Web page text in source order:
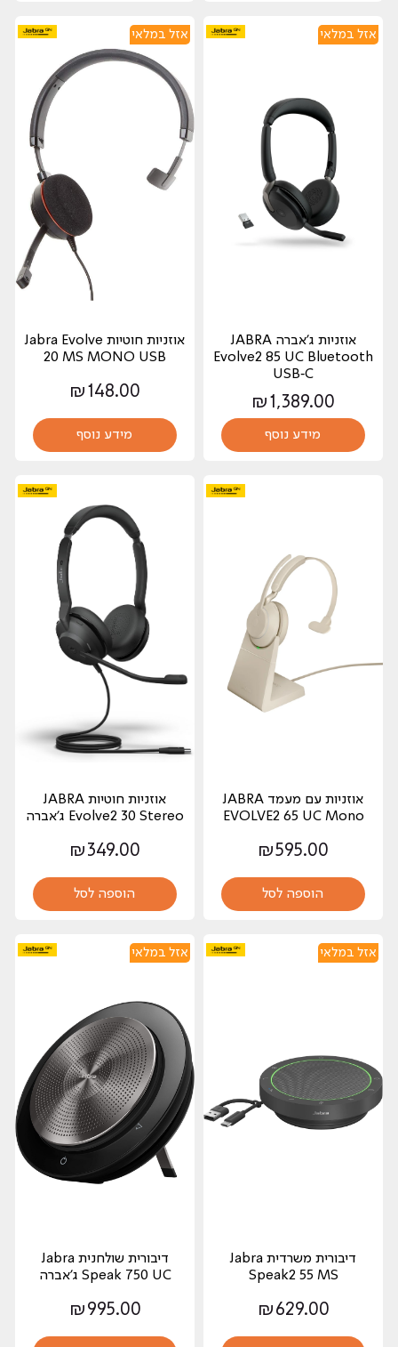
אזל במלאי
אוזניות ג'אברה JABRA
Evolve2 85 UC Bluetooth
USB‑C
₪ 1,389.00
מידע נוסף
אזל במלאי
אוזניות חוטיות Jabra Evolve
20 MS MONO USB
₪ 148.00
מידע נוסף
אוזניות עם מעמד JABRA
EVOLVE2 65 UC Mono
₪595.00
הוספה לסל
אוזניות ‏חוטיות JABRA
Evolve2 30 Stereo ג'אברה
₪ 349.00
הוספה לסל
אזל במלאי
דיבורית משרדית Jabra
Speak2 55 MS
₪ 629.00
אזל במלאי
דיבורית שולחנית Jabra
Speak 750 UC ג'אברה
₪ 995.00